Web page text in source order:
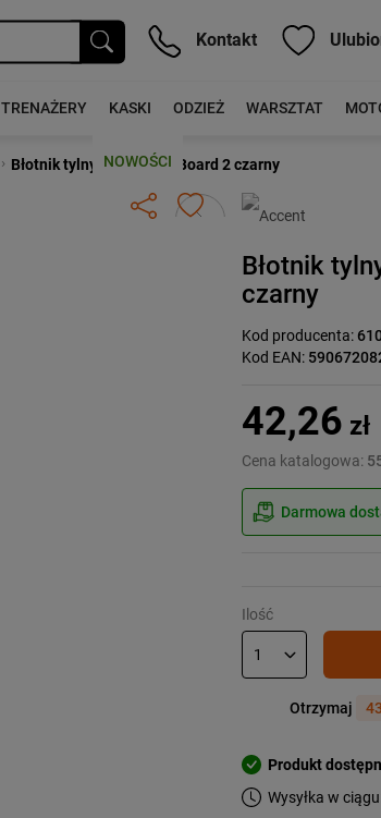
Kontakt
TRENAŻERY KASKI ODZIEŻ WARSZTAT
NOWOŚCI
› Błotnik tylny Accent Dry Board 2 czarny
Następny
Błotnik
czarny
Kod producenta:
Kod EAN:
42,26 zł
Cena katalogowa:
Darmowa
Ilość
Otrzymaj
Produkt
Wysyłka w